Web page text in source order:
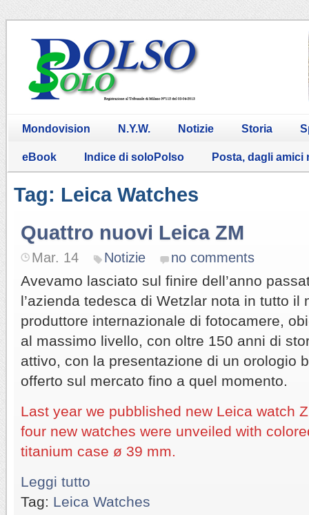
Mondovision N.Y.W. Notizie Storia
eBook Indice di soloPolso Posta, dagli amici
Tag: Leica Watches
Quattro nuovi Leica ZM
Mar. 14 Notizie no comments
Avevamo lasciato sul finire dell’anno
l’azienda tedesca di Wetzlar nota in tutto il
produttore internazionale di fotocamere,
al massimo livello, con oltre 150 anni di
attivo, con la presentazione di un orologio
offerto sul mercato fino a quel momento.
Last year we pubblished new Leica watch
four new watches were unveiled with
titanium case ø 39 mm.
Leggi tutto
Tag: Leica Watches